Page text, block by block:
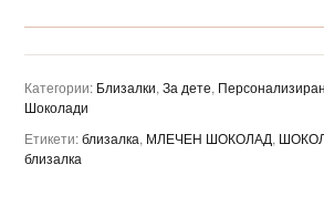
Категории: Близалки, За дете,
Шоколади
Етикети:близалка, МЛЕЧЕН ШОКОЛАД,
близалка